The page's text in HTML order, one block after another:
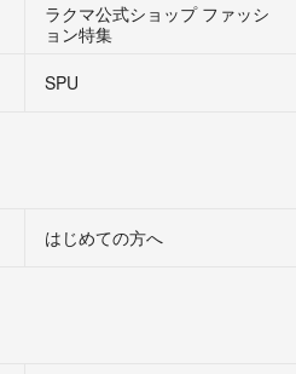
ラクマ公式ショップ ファッシ
ョン特集
SPU
はじめての方へ